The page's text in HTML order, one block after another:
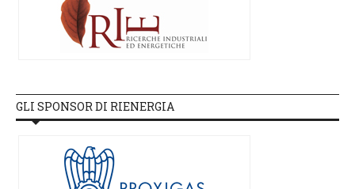
GLI SPONSOR DI RIENERGIA